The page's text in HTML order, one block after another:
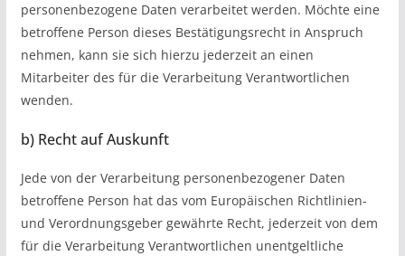
personenbezogene Daten verarbeitet werden. Möchte eine
betroffene Person dieses Bestätigungsrecht in Anspruch
nehmen, kann sie sich hierzu jederzeit an einen
Mitarbeiter des für die Verarbeitung Verantwortlichen
wenden.
b) Recht auf Auskunft
Jede von der Verarbeitung personenbezogener Daten
betroffene Person hat das vom Europäischen Richtlinien-
und Verordnungsgeber gewährte Recht, jederzeit von dem
für die Verarbeitung Verantwortlichen unentgeltliche